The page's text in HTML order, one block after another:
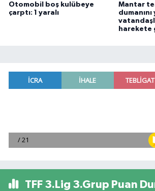
Otomobil boş kulübeye
çarptı: 1 yaralı
Mantar
harekete
TFF 3.Lig 3.Grup Puan